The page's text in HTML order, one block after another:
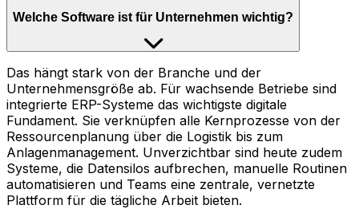
Welche Software ist für Unternehmen wichtig?
Das hängt stark von der Branche und der
Unternehmensgröße ab. Für wachsende Betriebe sind
integrierte ERP-Systeme das wichtigste digitale
Fundament. Sie verknüpfen alle Kernprozesse von der
Ressourcenplanung über die Logistik bis zum
Anlagenmanagement. Unverzichtbar sind heute zudem
Systeme, die Datensilos aufbrechen, manuelle Routinen
automatisieren und Teams eine zentrale, vernetzte
Plattform für die tägliche Arbeit bieten.